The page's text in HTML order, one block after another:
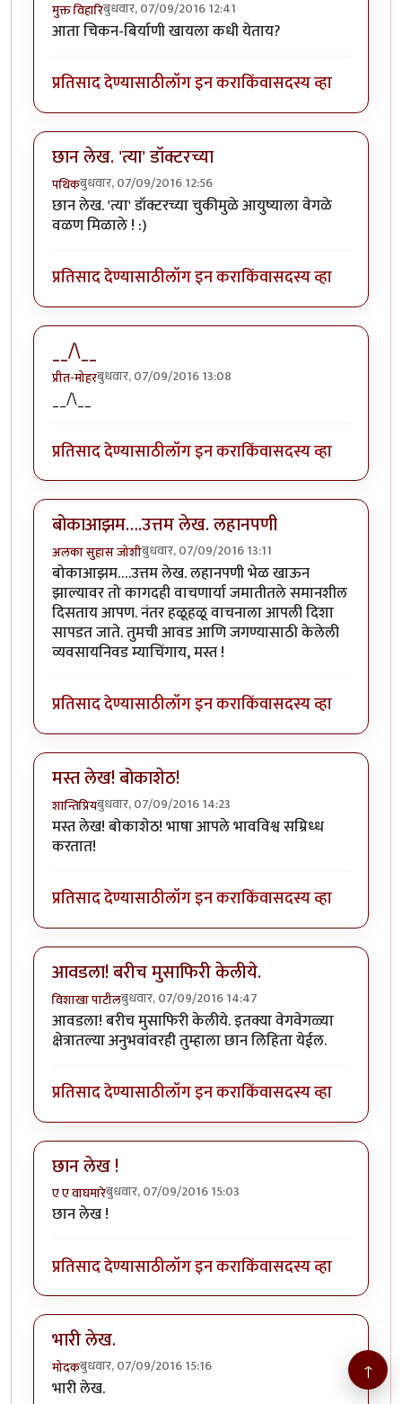
मुक्त विहारिबुधवार, 07/09/2016 12:41
आता चिकन-बिर्याणी खायला कधी येताय?
प्रतिसाद देण्यासाठीलॉग इन कराकिंवासदस्य व्हा
छान लेख. 'त्या' डॉक्टरच्या
पथिकबुधवार, 07/09/2016 12:56
छान लेख. 'त्या' डॉक्टरच्या चुकीमुळे आयुष्याला वेगळे
वळण मिळाले ! :)
प्रतिसाद देण्यासाठीलॉग इन कराकिंवासदस्य व्हा
__/\__
प्रीत-मोहरबुधवार, 07/09/2016 13:08
__/\__
प्रतिसाद देण्यासाठीलॉग इन कराकिंवासदस्य व्हा
बोकाआझम….उत्तम लेख. लहानपणी
अलका सुहास जोशीबुधवार, 07/09/2016 13:11
बोकाआझम….उत्तम लेख. लहानपणी भेळ खाऊन
झाल्यावर तो कागदही वाचणार्या जमातीतले समानशील
दिसताय आपण. नंतर हळूहळू वाचनाला आपली दिशा
सापडत जाते. तुमची आवड आणि जगण्यासाठी केलेली
व्यवसायनिवड म्याचिंगाय, मस्त !
प्रतिसाद देण्यासाठीलॉग इन कराकिंवासदस्य व्हा
मस्त लेख! बोकाशेठ!
शान्तिप्रियबुधवार, 07/09/2016 14:23
मस्त लेख! बोकाशेठ! भाषा आपले भावविश्व सम्रिध्ध
करतात!
प्रतिसाद देण्यासाठीलॉग इन कराकिंवासदस्य व्हा
आवडला! बरीच मुसाफिरी केलीये.
विशाखा पाटीलबुधवार, 07/09/2016 14:47
आवडला! बरीच मुसाफिरी केलीये. इतक्या वेगवेगळ्या
क्षेत्रातल्या अनुभवांवरही तुम्हाला छान लिहिता येईल.
प्रतिसाद देण्यासाठीलॉग इन कराकिंवासदस्य व्हा
छान लेख !
ए ए वाघमारेबुधवार, 07/09/2016 15:03
छान लेख !
प्रतिसाद देण्यासाठीलॉग इन कराकिंवासदस्य व्हा
भारी लेख.
मोदकबुधवार, 07/09/2016 15:16
भारी लेख.
↑